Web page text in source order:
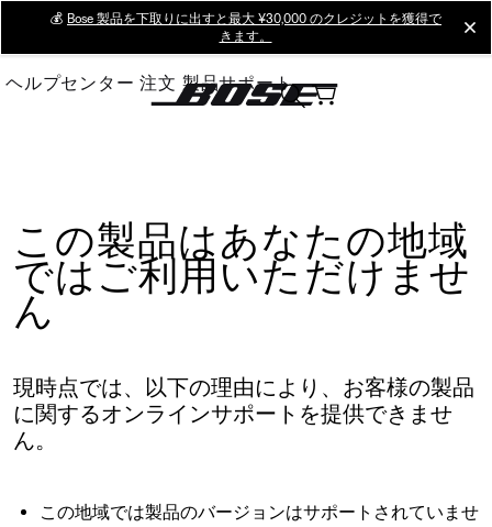
Main
💰 Bose 製品を下取りに出すと最大 ¥30,000 のクレジットを獲得で
きます。
ヘルプセンター 注文 製品サポート
この製品はあなたの地域
ではご利用いただけませ
ん
現時点では、以下の理由により、お客様の製品
に関するオンラインサポートを提供できませ
ん。
この地域では製品のバージョンはサポートされていませ